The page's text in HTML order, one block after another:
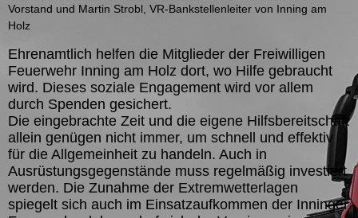
Vorstand und Martin Strobl, VR-Bankstellenleiter von Inning am
Holz
Ehrenamtlich helfen die Mitglieder der Freiwilligen
Feuerwehr Inning am Holz dort, wo Hilfe gebraucht
wird. Dieses soziale Engagement wird vor allem
durch Spenden gesichert.
Die eingebrachte Zeit und die eigene Hilfsbereitschaft
allein genügen nicht immer, um schnell und effektiv
für die Allgemeinheit zu handeln. Auch in
Ausrüstungsgegenstände muss regelmäßig investiert
werden. Die Zunahme der Extremwetterlagen
spiegelt sich auch im Einsatzaufkommen der Inninger